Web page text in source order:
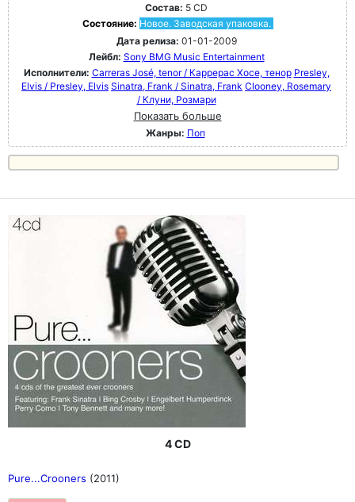
Состав: 5 CD
Состояние: Новое. Заводская упаковка.
Дата релиза: 01-01-2009
Лейбл: Sony BMG Music Entertainment
Исполнители: Carreras José, tenor / Каррерас Хосе, тенор Presley,
Elvis / Presley, Elvis Sinatra, Frank / Sinatra, Frank Clooney, Rosemary
/ Клуни, Розмари
Показать больше
Жанры: Поп
4 CD
Pure...Crooners (2011)